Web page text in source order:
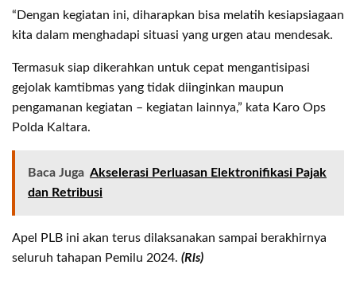
“Dengan kegiatan ini, diharapkan bisa melatih kesiapsiagaan
kita dalam menghadapi situasi yang urgen atau mendesak.
Termasuk siap dikerahkan untuk cepat mengantisipasi
gejolak kamtibmas yang tidak diinginkan maupun
pengamanan kegiatan – kegiatan lainnya,” kata Karo Ops
Polda Kaltara.
Baca Juga Akselerasi Perluasan Elektronifikasi Pajak
dan Retribusi
Apel PLB ini akan terus dilaksanakan sampai berakhirnya
seluruh tahapan Pemilu 2024. (Rls)